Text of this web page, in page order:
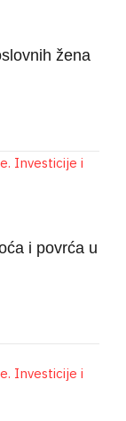
žena
i povrća u